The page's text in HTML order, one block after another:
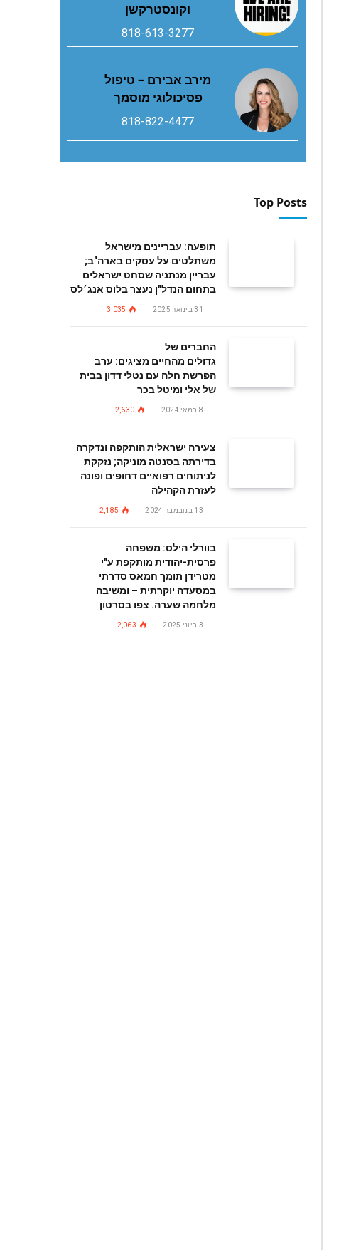
וקונסטרקשן
818-613-3277
מירב אבירם – טיפול
פסיכולוגי מוסמך
818-822-4477
Top Posts
תופעה: עבריינים מישראל
משתלטים על עסקים בארה"ב;
עבריין מנתניה שסחט ישראלים
בתחום הנדל"ן נעצר בלוס אנג׳לס
31 בינואר 2025 3,035
החברים של
גדולים מהחיים מציגים: ערב
הפרשת חלה עם נטלי דדון בבית
של אלי ומיטל בכר
8 במאי 2024 2,630
צעירה ישראלית הותקפה ונדקרה
בדירתה בסנטה מוניקה; נזקקת
לניתוחים רפואיים דחופים ופונה
לעזרת הקהילה
13 בנובמבר 2024 2,185
בוורלי הילס: משפחה
פרסית-יהודית מותקפת ע"י
מטרידן תומך חמאס סדרתי
במסעדה יוקרתית – ומשיבה
מלחמה שערה. צפו בסרטון
3 ביוני 2025 2,063